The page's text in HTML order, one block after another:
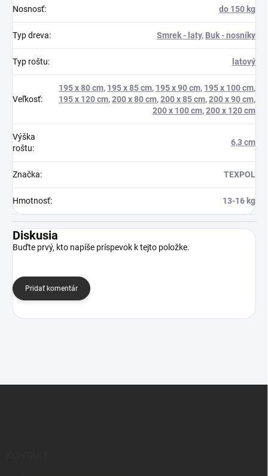
Nosnosť: do 150 kg
Typ dreva: Smrek - laty, Buk - nosníky
Typ roštu: latový
Veľkosť:
195 x 80 cm, 195 x 85 cm, 195 x 90 cm, 195 x 100 cm,
195 x 120 cm,200 x 80 cm,200 x 85 cm,200 x 90 cm,
200 x 100 cm,200 x 120 cm
Výška
roštu:
6,3 cm
Značka: TEXPOL
Hmotnosť: 13-16 kg
Diskusia
Buďte prvý, kto napíše príspevok k tejto položke.
Pridať komentár